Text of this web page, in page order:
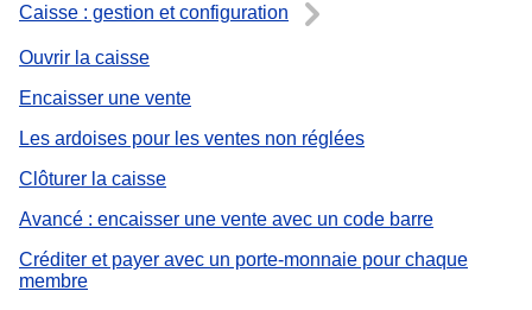
Caisse : gestion et configuration
Ouvrir la caisse
Encaisser une vente
Les ardoises pour les ventes non réglées
Clôturer la caisse
Avancé : encaisser une vente avec un code barre
Créditer et payer avec un porte-monnaie pour chaque
membre